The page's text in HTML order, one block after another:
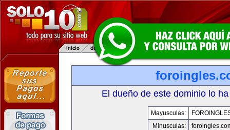
El dueño de este dominio lo
Mayusculas:
Minusculas: